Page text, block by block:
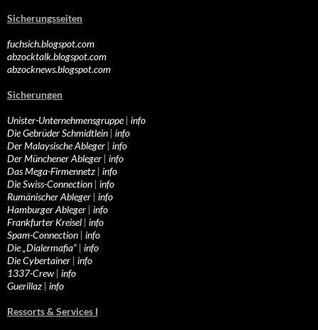
Sicherungsseiten
fuchsich.blogspot.com
abzocktalk.blogspot.com
abzocknews.blogspot.com
Sicherungen
Unister-Unternehmensgruppe| info
Die Gebrüder Schmidtlein | info
Der Malaysische Ableger | info
Der Münchener Ableger | info
Das Mega-Firmennetz | info
Die Swiss-Connection | info
Rumänischer Ableger | info
Hamburger Ableger | info
Frankfurter Kreisel | info
Spam-Connection | info
Die „Dialermafia“ | info
Die Cybertainer | info
1337-Crew | info
Guerillaz | info
Ressorts & Services I